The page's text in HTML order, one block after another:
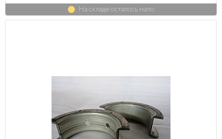
На складе осталось мало